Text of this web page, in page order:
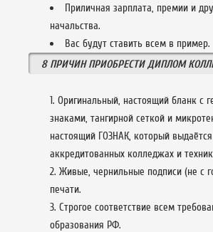
Приличная зарплата, премии и
начальства.
Вас будут ставить всем в пример.
8 ПРИЧИН ПРИОБРЕСТИ ДИПЛОМ
Оригинальный, настоящий бланк с
знаками, тангирной сеткой и
настоящий ГОЗНАК, который
аккредитованных колледжах и
Живые, чернильные подписи (не с
печати.
Строгое соответствие всем
образования РФ.